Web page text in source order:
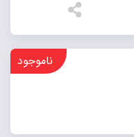
ناموجود